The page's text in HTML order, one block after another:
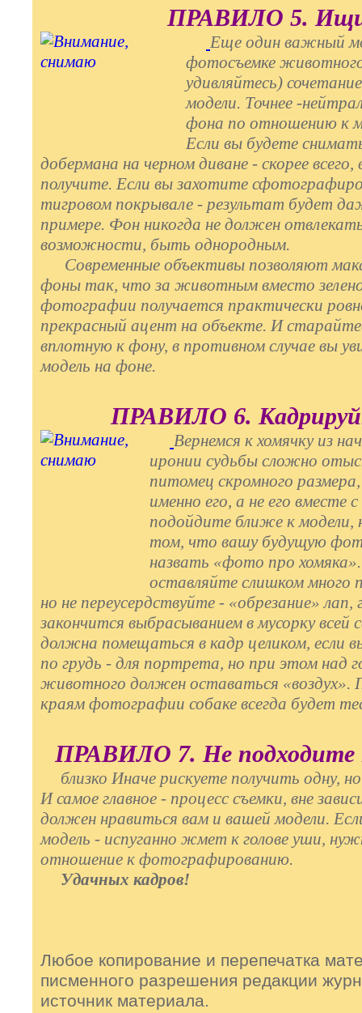
ПРАВИЛО 5.
Еще один важный
фотосъемке
удивляйтесь)
модели. Точнее -
фона по отношению к
Если вы будете
добермана на черном диване - скорее
получите. Если вы захотите
тигровом покрывале - результат будет
примере. Фон никогда не должен
возможности, быть однородным.
Современные объективы позволяют
фоны так, что за животным вместо
фотографии получается практически
прекрасный ацент на объекте. И
вплотную к фону, в противном случае вы
модель на фоне.
ПРАВИЛО 6.
Вернемся к хомячку из
иронии судьбы сложно
питомец скромного
именно его, а не его
подойдите ближе к модели,
том, что вашу будущую
назвать «фото про
оставляйте слишком много
но не переусердствуйте - «обрезание» лап,
закончится выбрасыванием в мусорку
должна помещаться в кадр целиком, если
по грудь - для портрета, но при этом над
животного должен оставаться «воздух».
краям фотографии собаке всегда будет
ПРАВИЛО 7. Не подходите
близко Иначе рискуете получить одну,
И самое главное - процесс съемки, вне
должен нравиться вам и вашей модели.
модель - испуганно жмет к голове уши,
отношение к фотографированию.
Удачных кадров!
Любое копирование и перепечатка
писменного разрешения редакции
источник материала.